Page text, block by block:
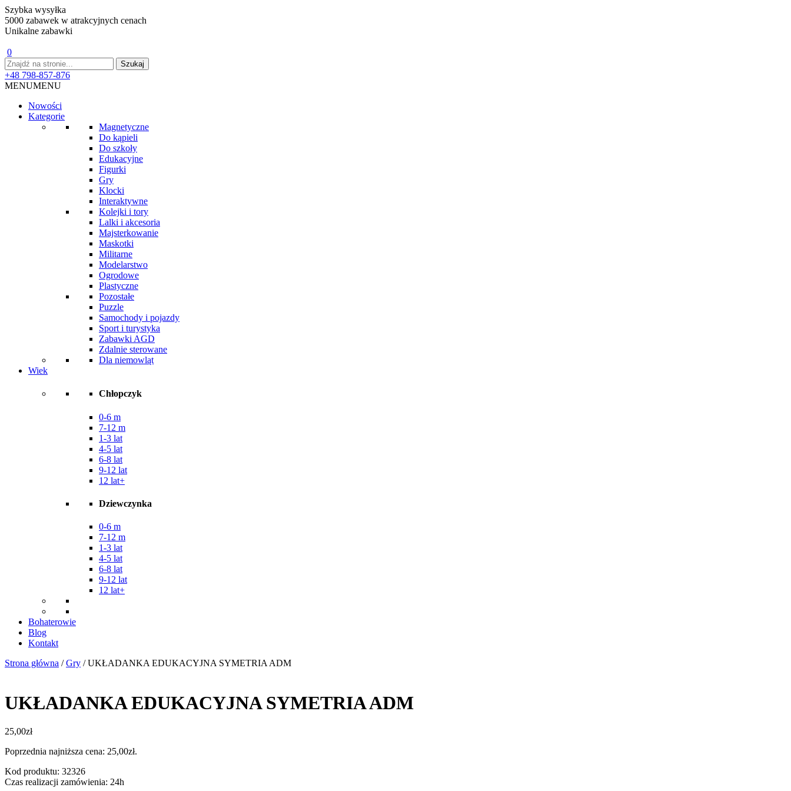
Szybka wysyłka
5000 zabawek w atrakcyjnych cenach
Unikalne zabawki
0
+48 798-857-876
MENUMENU
Nowości
Kategorie
Magnetyczne
Do kąpieli
Do szkoły
Edukacyjne
Figurki
Gry
Klocki
Interaktywne
Kolejki i tory
Lalki i akcesoria
Majsterkowanie
Maskotki
Militarne
Modelarstwo
Ogrodowe
Plastyczne
Pozostałe
Puzzle
Samochody i pojazdy
Sport i turystyka
Zabawki AGD
Zdalnie sterowane
Dla niemowląt
Wiek
Chłopczyk
0-6 m
7-12 m
1-3 lat
4-5 lat
6-8 lat
9-12 lat
12 lat+
Dziewczynka
0-6 m
7-12 m
1-3 lat
4-5 lat
6-8 lat
9-12 lat
12 lat+
Bohaterowie
Blog
Kontakt
Strona główna /Gry / UKŁADANKA EDUKACYJNA SYMETRIA ADM
UKŁADANKA EDUKACYJNA SYMETRIA ADM
25,00zł
Poprzednia najniższa cena: 25,00zł.
Kod produktu: 32326
Czas realizacji zamówienia: 24h